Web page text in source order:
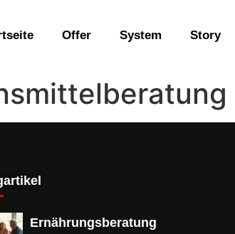
Offer System Story
Ernährungsberatung